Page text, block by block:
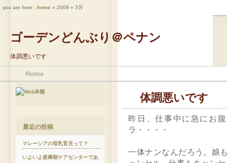
ゴーデンどんぶり＠ペナン
体調悪いです
Home
体調悪いです
昨日、仕事中に急にお
ラ・・・・
一体ナンなんだろう。娘
最近の投稿
マレーシアの母乳育児って？
いよいよ産褥期ケアセンターであ
you are here : home » 2009 » 3月